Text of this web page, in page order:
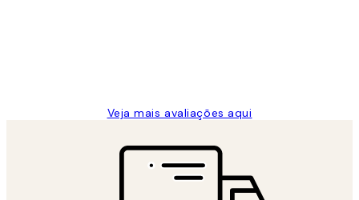
Veja mais avaliações aqui